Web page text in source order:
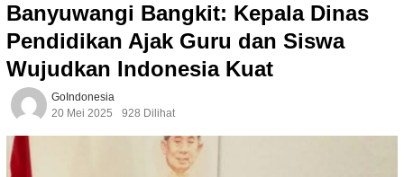
Banyuwangi Bangkit: Kepala Dinas
Pendidikan Ajak Guru dan Siswa
Wujudkan Indonesia Kuat
GoIndonesia
20 Mei 2025
928 Dilihat